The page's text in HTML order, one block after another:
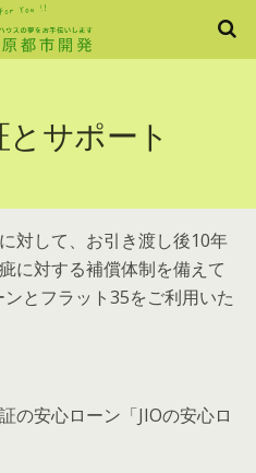
サポート
対して、お引き渡し後10年
に対する補償体制を備えて
とフラット35をご利用いた
の安心ローン「JIOの安心ロ